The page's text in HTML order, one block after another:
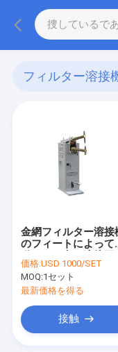
フィルター溶接
金網フィルター溶接
のフィートによって
価格:USD 1000/SET
MOQ:1セット
最新価格を得る
接触